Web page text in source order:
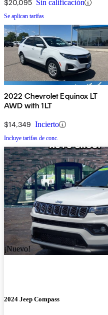
$20,095 Sin calificación
Se aplican tarifas
2022 Chevrolet Equinox LT
AWD with 1LT
$14,349 Incierto
Incluye tarifas de conc.
¡Nuevo!
2024 Jeep Compass